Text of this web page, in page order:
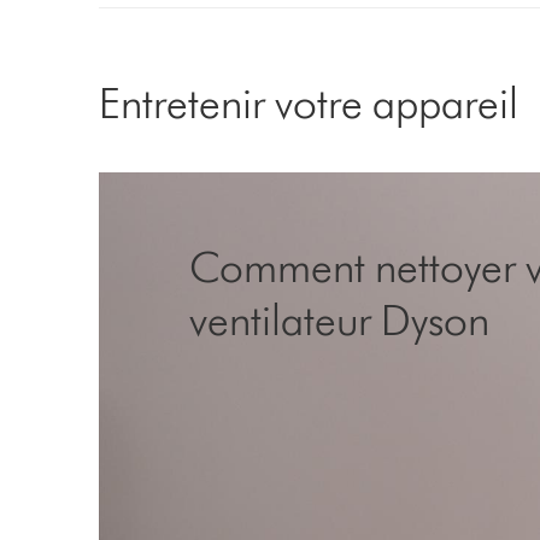
Entretenir votre appareil
Comment nettoyer
ventilateur Dyson